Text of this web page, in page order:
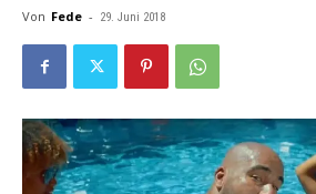
Von Fede - 29. Juni 2018